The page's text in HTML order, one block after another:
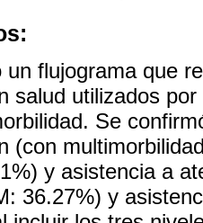
un flujograma que
salud utilizados
Se
(con
y asistencia a
36.27%) y